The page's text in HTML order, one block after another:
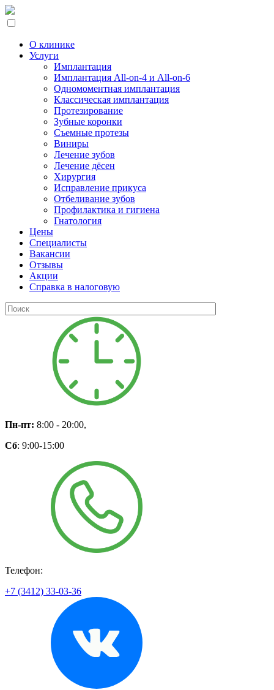
О клинике
Услуги
Имплантация
Имплантация All-on-4 и All-on-6
Одномоментная имплантация
Классическая имплантация
Протезирование
Зубные коронки
Съемные протезы
Виниры
Лечение зубов
Лечение дёсен
Хирургия
Исправление прикуса
Отбеливание зубов
Профилактика и гигиена
Гнатология
Цены
Специалисты
Вакансии
Отзывы
Акции
Справка в налоговую
Пн-пт: 8:00 - 20:00,
Сб: 9:00-15:00
Телефон:
+7 (3412) 33-03-36